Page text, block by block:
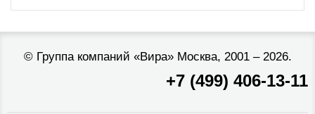
© Группа компаний «Вира»Москва, 2001 – 2026.
+7 (499) 406-13-11